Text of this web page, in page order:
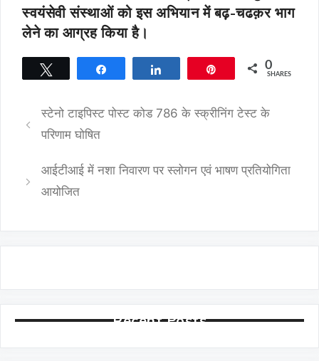
स्वयंसेवी संस्थाओं को इस अभियान में बढ़-चढक़र भाग
लेने का आग्रह किया है।
0
SHARES
स्टेनो टाइपिस्ट पोस्ट कोड 786 के स्क्रीनिंग टेस्ट के
परिणाम घोषित
आईटीआई में नशा निवारण पर स्लोगन एवं भाषण प्रतियोगिता
आयोजित
Recent Posts